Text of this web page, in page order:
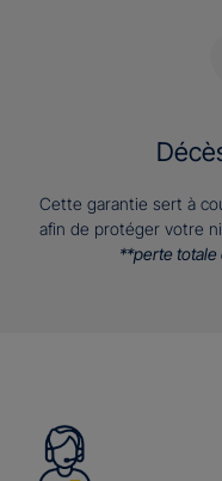
Cette garantie sert à
afin de protéger votre
**perte totale